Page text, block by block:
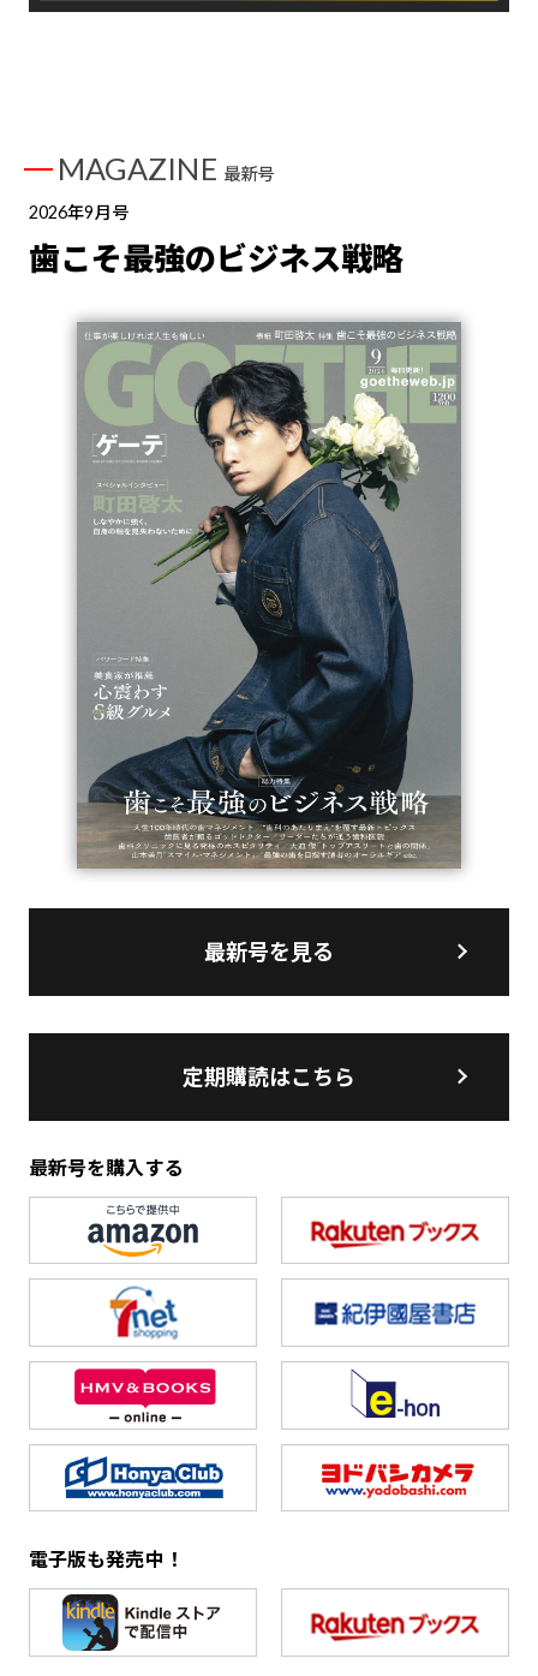
MAGAZINE 最新号
2026年9月号
歯こそ最強のビジネス戦略
最新号を見る
定期購読はこちら
最新号を購入する
電子版も発売中！